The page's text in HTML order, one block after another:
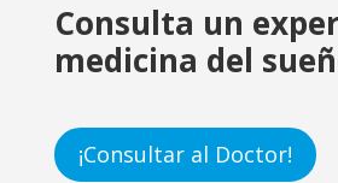
Consulta un
medicina del
¡Consultar al Doctor!